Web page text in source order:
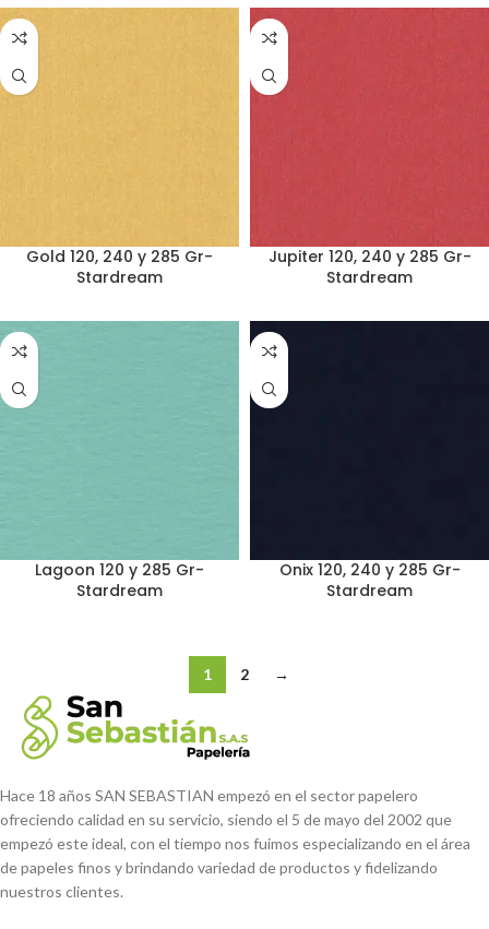
Gold 120, 240 y 285 Gr-
Stardream
Jupiter 120, 240 y 285 Gr-
Stardream
Lagoon 120 y 285 Gr-
Stardream
Onix 120, 240 y 285 Gr-
Stardream
1 2 →
Hace 18 años SAN SEBASTIAN empezó en el sector papelero
ofreciendo calidad en su servicio, siendo el 5 de mayo del 2002 que
empezó este ideal, con el tiempo nos fuimos especializando en el área
de papeles finos y brindando variedad de productos y fidelizando
nuestros clientes.